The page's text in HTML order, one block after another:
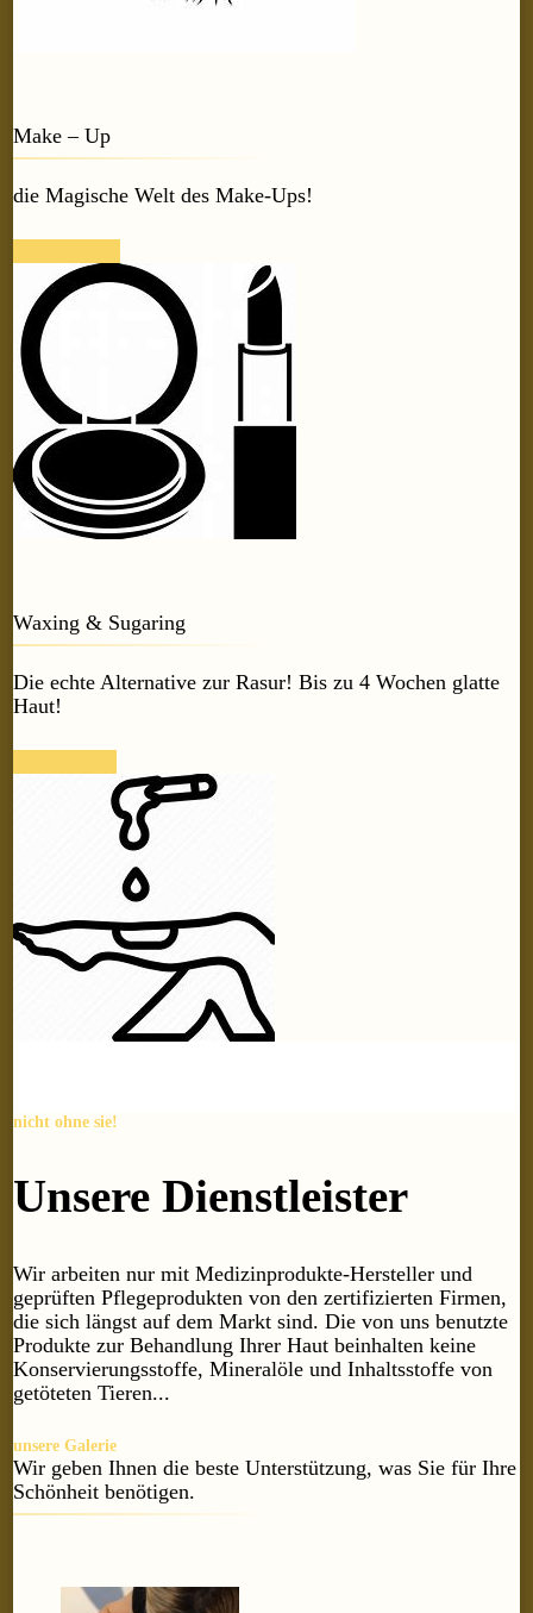
Make – Up
die Magische Welt des Make-Ups!
Waxing & Sugaring
Die echte Alternative zur Rasur! Bis zu 4 Wochen glatte
Haut!
nicht ohne sie!
Unsere Dienstleister
Wir arbeiten nur mit Medizinprodukte-Hersteller und
geprüften Pflegeprodukten von den zertifizierten Firmen,
die sich längst auf dem Markt sind. Die von uns benutzte
Produkte zur Behandlung Ihrer Haut beinhalten keine
Konservierungsstoffe, Mineralöle und Inhaltsstoffe von
getöteten Tieren...
unsere Galerie
Wir geben Ihnen die beste Unterstützung, was Sie für Ihre
Schönheit benötigen.